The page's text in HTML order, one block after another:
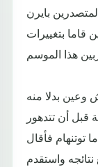
بايرن
الأخيرين قاما بتغييرات
وعين بدلا منه
أن تتدهور
توتنهام فأقال
نتائجه واستقدم